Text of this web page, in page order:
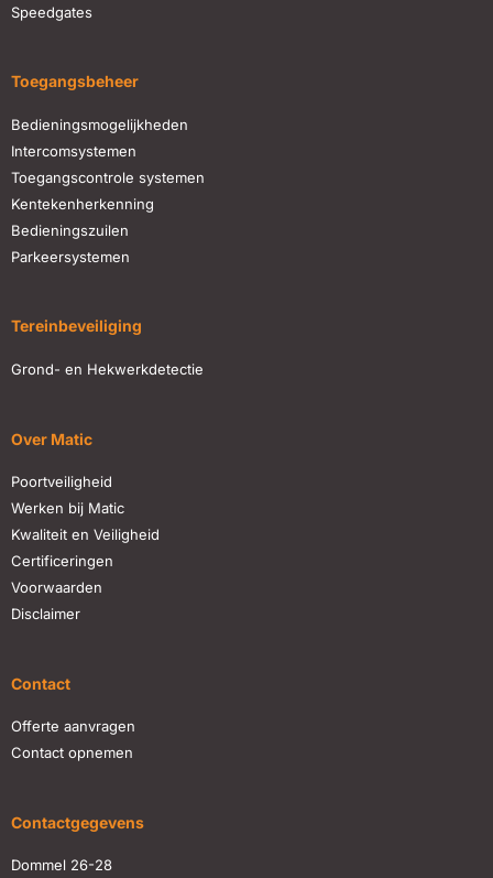
Speedgates
Toegangsbeheer
Bedieningsmogelijkheden
Intercomsystemen
Toegangscontrole systemen
Kentekenherkenning
Bedieningszuilen
Parkeersystemen
Tereinbeveiliging
Grond- en Hekwerkdetectie
Over Matic
Poortveiligheid
Werken bij Matic
Kwaliteit en Veiligheid
Certificeringen
Voorwaarden
Disclaimer
Contact
Offerte aanvragen
Contact opnemen
Contactgegevens
Dommel 26-28